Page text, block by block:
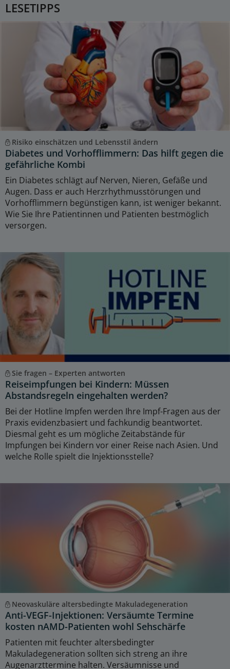
LESETIPPS
Risiko einschätzen und Lebensstil ändern
Diabetes und Vorhofflimmern: Das hilft gegen die
gefährliche Kombi
Ein Diabetes schlägt auf Nerven, Nieren, Gefäße und
Augen. Dass er auch Herzrhythmusstörungen und
Vorhofflimmern begünstigen kann, ist weniger bekannt.
Wie Sie Ihre Patientinnen und Patienten bestmöglich
versorgen.
Sie fragen – Experten antworten
Reiseimpfungen bei Kindern: Müssen
Abstandsregeln eingehalten werden?
Bei der Hotline Impfen werden Ihre Impf-Fragen aus der
Praxis evidenzbasiert und fachkundig beantwortet.
Diesmal geht es um mögliche Zeitabstände für
Impfungen bei Kindern vor einer Reise nach Asien. Und
welche Rolle spielt die Injektionsstelle?
Neovaskuläre altersbedingte Makuladegeneration
Anti-VEGF-Injektionen: Versäumte Termine
kosten nAMD-Patienten wohl Sehschärfe
Patienten mit feuchter altersbedingter
Makuladegeneration sollten sich streng an ihre
Augenarzttermine halten. Versäumnisse und